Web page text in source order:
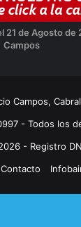
21 de Agosto de
Campos
Campos,
- Todos los
- Registro
Contacto